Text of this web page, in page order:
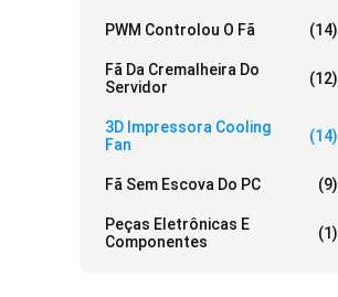
PWM Controlou O Fã (14)
Fã Da Cremalheira Do
Servidor
(12)
3D Impressora Cooling
Fan
(14)
Fã Sem Escova Do PC (9)
Peças Eletrônicas E
Componentes
(1)